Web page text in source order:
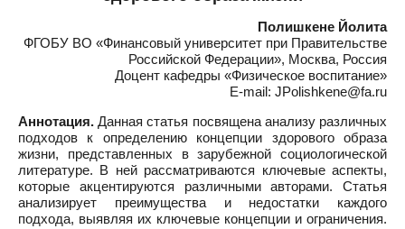
Полишкене Йолита
ФГОБУ ВО «Финансовый университет при Правительстве
Российской Федерации», Москва, Россия
Доцент кафедры «Физическое воспитание»
E-mail: JPolishkene@fa.ru
Аннотация. Данная статья посвящена анализу различных
подходов к определению концепции здорового образа
жизни, представленных в зарубежной социологической
литературе. В ней рассматриваются ключевые аспекты,
которые акцентируются различными авторами. Статья
анализирует преимущества и недостатки каждого
подхода, выявляя их ключевые концепции и ограничения.